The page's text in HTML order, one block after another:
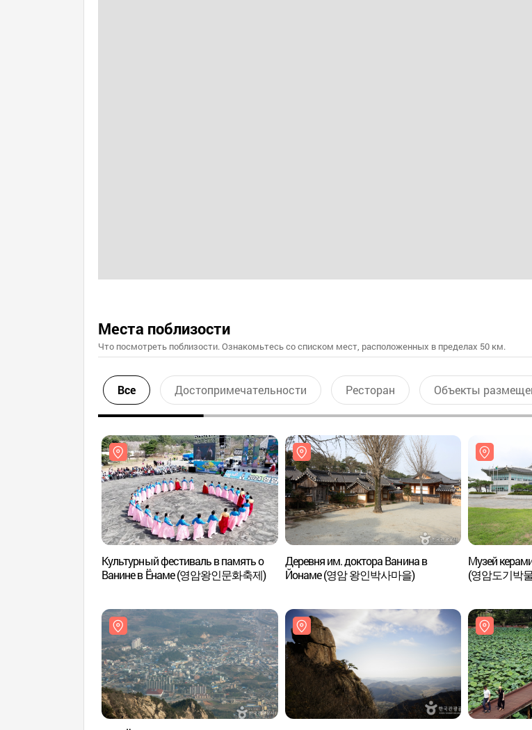
Места поблизости
Что посмотреть поблизости. Ознакомьтесь со списком мест, расположенных в пределах 50 км.
Все Достопримечательности Ресторан Объекты
Культурный фестиваль в память о
Ванине в Ёнаме (영암왕인문화축제)
Деревня им. доктора Ванина в
Йонаме (영암 왕인박사마을)
Музей
(영암도기박